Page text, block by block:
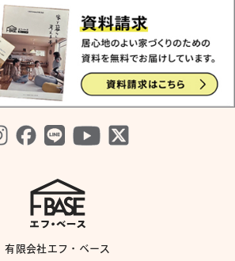
有限会社エフ・ベース